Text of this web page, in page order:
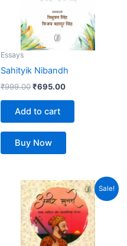
Essays
Sahityik Nibandh
₹999.00₹695.00
Add to cart
Buy Now
Sale!
Original
price
was:
₹399.00.
Current
price
is:
₹299.00.